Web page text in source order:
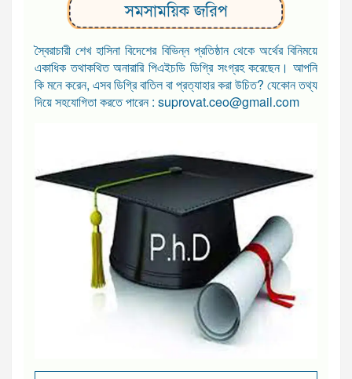
সমসাময়িক জরিপ
স্বৈরাচারী শেখ হাসিনা বিদেশের বিভিন্ন প্রতিষ্ঠান থেকে অর্থের বিনিময়ে
একাধিক তথাকথিত অনারারি পিএইচডি ডিগ্রি সংগ্রহ করেছেন। আপনি
কি মনে করেন, এসব ডিগ্রি বাতিল বা প্রত্যাহার করা উচিত? যেকোন তথ্য
দিয়ে সহযোগিতা করতে পারেন : suprovat.ceo@gmail.com